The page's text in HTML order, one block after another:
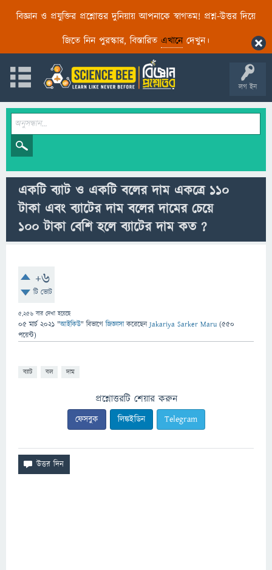
বিজ্ঞান ও প্রযুক্তির প্রশ্নোত্তর দুনিয়ায় আপনাকে স্বাগতম! প্রশ্ন-উত্তর দিয়ে
জিতে নিন পুরস্কার, বিস্তারিত এখানেদেখুন।
লগ ইন
একটি ব্যাট ও একটি বলের দাম একত্রে ১১০
টাকা এবং ব্যাটের দাম বলের দামের চেয়ে
১০০ টাকা বেশি হলে ব্যাটের দাম কত ?
+6
টি ভোট
5,256 বার দেখা হয়েছে
05 মার্চ 2021 "আইকিউ" বিভাগে জিজ্ঞাসাকরেছেনJakariya Sarker Maru (550
পয়েন্ট)
ব্যাট বল দাম
প্রশ্নোত্তরটি শেয়ার করুন
ফেসবুক লিঙ্কইডিন Telegram